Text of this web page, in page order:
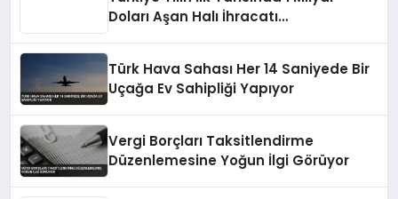
Doları Aşan Halı İhracatı
Türk Hava Sahası Her 14 Saniyede Bir
Uçağa Ev Sahipliği Yapıyor
Vergi Borçları Taksitlendirme
Düzenlemesine Yoğun İlgi Görüyor